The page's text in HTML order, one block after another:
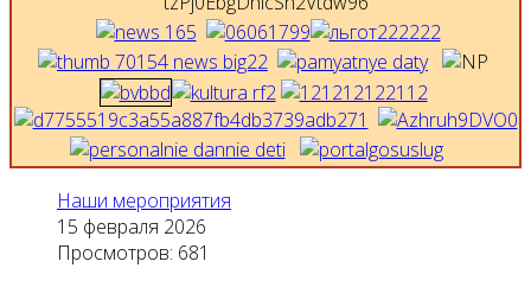
Наши мероприятия
15 февраля 2026
Просмотров: 681